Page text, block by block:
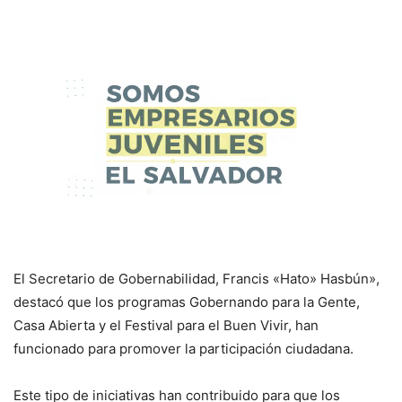
El Secretario de Gobernabilidad, Francis «Hato» Hasbún»,
destacó que los programas Gobernando para la Gente,
Casa Abierta y el Festival para el Buen Vivir, han
funcionado para promover la participación ciudadana.
Este tipo de iniciativas han contribuido para que los